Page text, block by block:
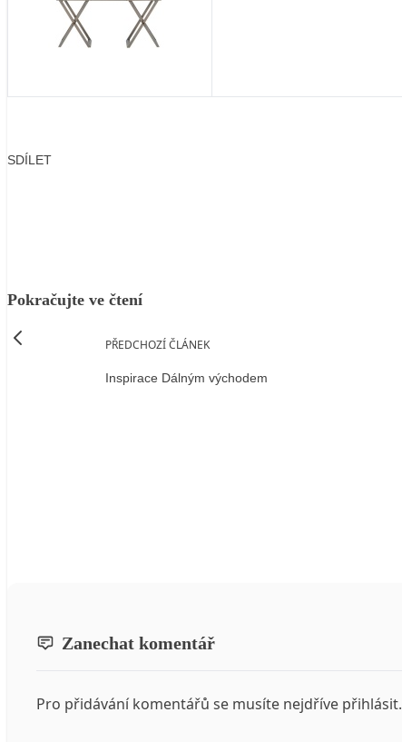
SDÍLET
Pokračujte ve čtení
PŘEDCHOZÍ ČLÁNEK
Inspirace Dálným východem
Zanechat komentář
Pro přidávání komentářů se musíte nejdříve přihlásit.